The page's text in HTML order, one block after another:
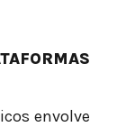
envolve